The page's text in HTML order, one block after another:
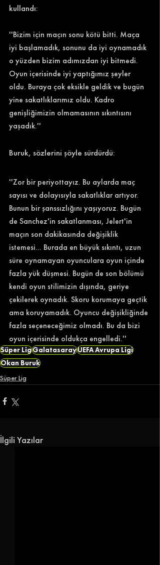
kullandı:
''Bizim için maçın sonu kötü bitti. Maça
iyi başlamadık, sonunu da iyi oynamadık
o yüzden bizim adımızdan iyi bitmedi.
Oyun içerisinde iyi yaptığımız şeyler
oldu. Buraya çok eksikle geldik ve bugün
yine sakatlıklarımız oldu. Kadro
genişliğimizin olmamasının sıkıntısını
yaşadık.''
Buruk, sözlerini şöyle sürdürdü:
''Zor bir periyottayız. Bu aylarda maç
sayısı ve dolayısıyla sakatlıklar artıyor.
Bunun bir şanssızlığını yaşıyoruz. Bugün
de Sanchez'in sakatlanması, Jelert'in
maçın son dakikasında değişiklik
istemesi... Burada en büyük sıkıntı, uzun
süre oynamayan oyunculara oyun içinde
fazla yük düşmesi. Bugün de son bölümü
kendi oyun stilimizin dışında, geriye
çekilerek oynadık. Skoru korumaya geçtik
ama koruyamadık. Oyuncu değişikliğinde
fazla seçeneceğimiz olmadı. Bu da bizi
oyun içerisinde oldukça engelledi.''
Süper LigGalatasarayUEFA Avrupa Ligi
Okan Buruk
Süper Lig
İlgili Yazılar